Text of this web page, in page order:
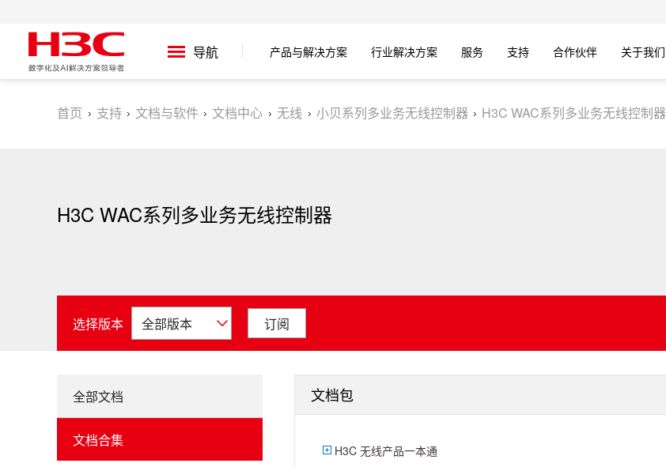
导航 产品与解决方案 行业解决方案 服务 支持 合作伙伴 关于我们
首页 支持 文档与软件 文档中心 无线 小贝系列多业务无线控制器 H3C WAC系列多业务无线控制器
H3C WAC系列多业务无线控制器
选择版本 订阅
全部文档
文档合集
文档包
H3C 无线产品一本通